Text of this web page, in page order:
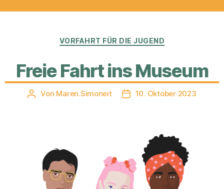
Kategorien
VORFAHRT FÜR DIE JUGEND
Freie Fahrt ins Museum
Beitragsautor
Von Maren.Simoneit Veröffentlichungsdatum
10. Oktober 2023